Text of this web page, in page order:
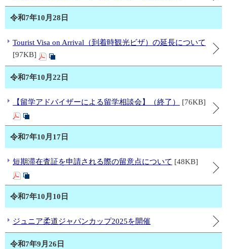
令和7年10月28日
Tourist Visa on Arrival（到着時観光ビザ）の延長について
[97KB]
令和7年10月22日
【留学アドバイザーによる留学相談会】（終了） [76KB]
令和7年10月17日
短期滞在査証を申請される際の留意点について [48KB]
令和7年10月10日
ジュニア柔道ジャパンカップ2025を開催
令和7年9月26日